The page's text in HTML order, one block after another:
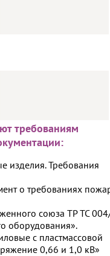
требованиям
изделия. Требования
о требованиях
союза ТР ТС
оборудования».
с пластмассовой
0,66 и 1,0 кВ»